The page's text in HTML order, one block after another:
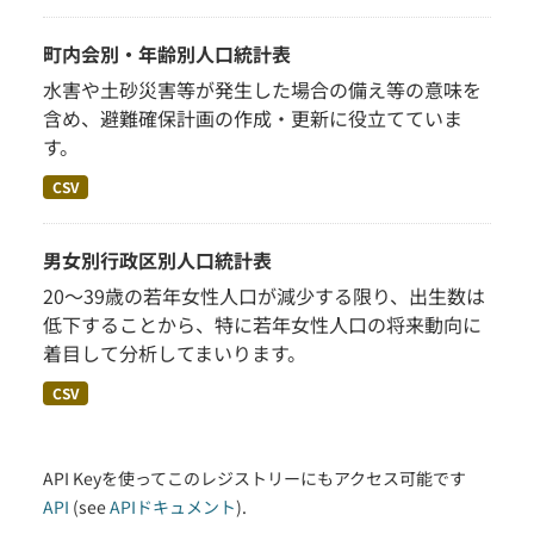
町内会別・年齢別人口統計表
水害や土砂災害等が発生した場合の備え等の意味を
含め、避難確保計画の作成・更新に役立てていま
す。
CSV
男女別行政区別人口統計表
20～39歳の若年女性人口が減少する限り、出生数は
低下することから、特に若年女性人口の将来動向に
着目して分析してまいります。
CSV
API Keyを使ってこのレジストリーにもアクセス可能です
API (seeAPIドキュメント).